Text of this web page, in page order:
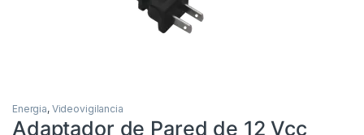
Energia, Videovigilancia
Adaptador de Pared de 12 Vcc